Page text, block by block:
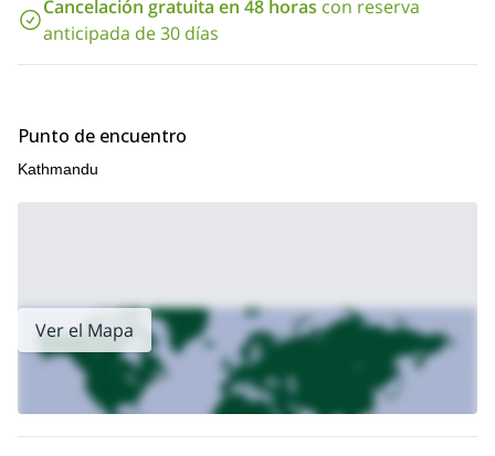
Cancelación gratuita en 48 horas con reserva
anticipada de 30 días
Punto de encuentro
Kathmandu
Ver el Mapa